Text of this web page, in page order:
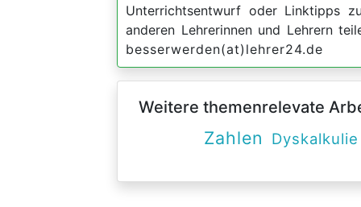
Unterrichtsentwurf oder Linktipps
anderen Lehrerinnen und Lehrern
besserwerden(at)lehrer24.de
Weitere themenrelevate
Zahlen Dyskalkulie